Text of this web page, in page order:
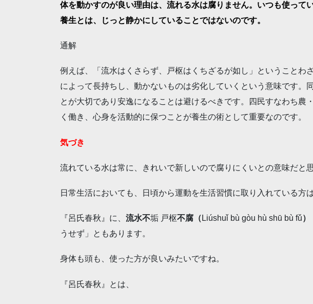
体を動かすのが良い理由は、流れる水は腐りません。いつも使って
養生とは、じっと静かにしていることではないのです。
通解
例えば、「流水はくさらず、戸枢はくちざるが如し」ということわ
によって長持ちし、動かないものは劣化していくという意味です。
とが大切であり安逸になることは避けるべきです。四民すなわち農
く働き、心身を活動的に保つことが養生の術として重要なのです。
気づき
流れている水は常に、きれいで新しいので腐りにくいとの意味だと思
日常生活においても、日頃から運動を生活習慣に取り入れている方
『呂氏春秋』に、 流水不垢 戸枢不腐（ Liúshuǐ bù gòu hù shū bù fǔ）
うせず」ともあります。
身体も頭も、使った方が良いみたいですね。
『呂氏春秋』とは、